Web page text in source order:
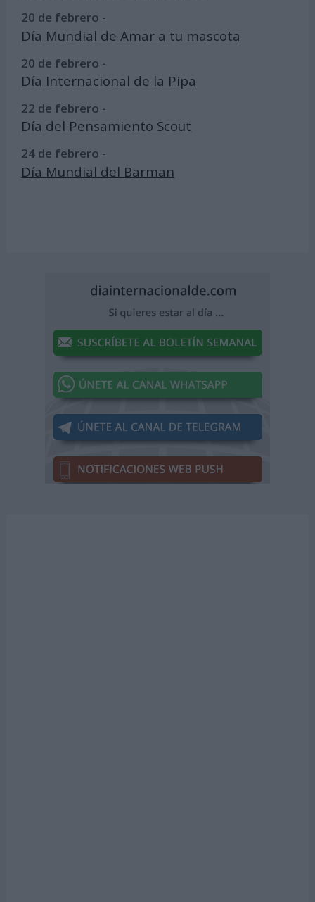
20 de febrero -
Día Mundial de Amar a tu mascota
20 de febrero -
Día Internacional de la Pipa
22 de febrero -
Día del Pensamiento Scout
24 de febrero -
Día Mundial del Barman